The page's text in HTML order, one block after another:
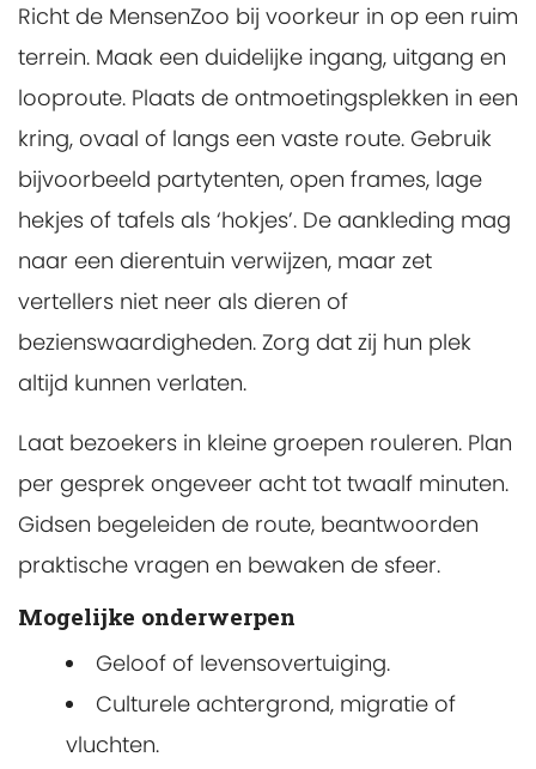
Richt de MensenZoo bij voorkeur in op een ruim
terrein. Maak een duidelijke ingang, uitgang en
looproute. Plaats de ontmoetingsplekken in een
kring, ovaal of langs een vaste route. Gebruik
bijvoorbeeld partytenten, open frames, lage
hekjes of tafels als ‘hokjes’. De aankleding mag
naar een dierentuin verwijzen, maar zet
vertellers niet neer als dieren of
bezienswaardigheden. Zorg dat zij hun plek
altijd kunnen verlaten.
Laat bezoekers in kleine groepen rouleren. Plan
per gesprek ongeveer acht tot twaalf minuten.
Gidsen begeleiden de route, beantwoorden
praktische vragen en bewaken de sfeer.
Mogelijke onderwerpen
Geloof of levensovertuiging.
Culturele achtergrond, migratie of
vluchten.